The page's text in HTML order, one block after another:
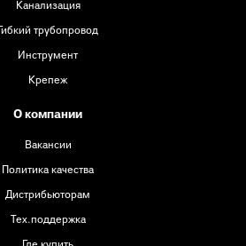
Канализация
Гибкий трубопровод
Инструмент
Крепеж
О компании
Вакансии
Политика качества
Дистрибьюторам
Тех.поддержка